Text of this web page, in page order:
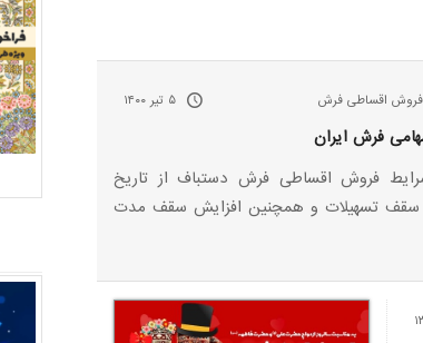
فروش اقساطی فرش ۵ تیر ۱۴۰۰
فرش ایران
فروش اقساطی فرش دستباف از تاریخ
۱۱/۰۴/۱۴۰۰ با افزایش سقف تسهیلات و همچنین افزایش سقف مدت